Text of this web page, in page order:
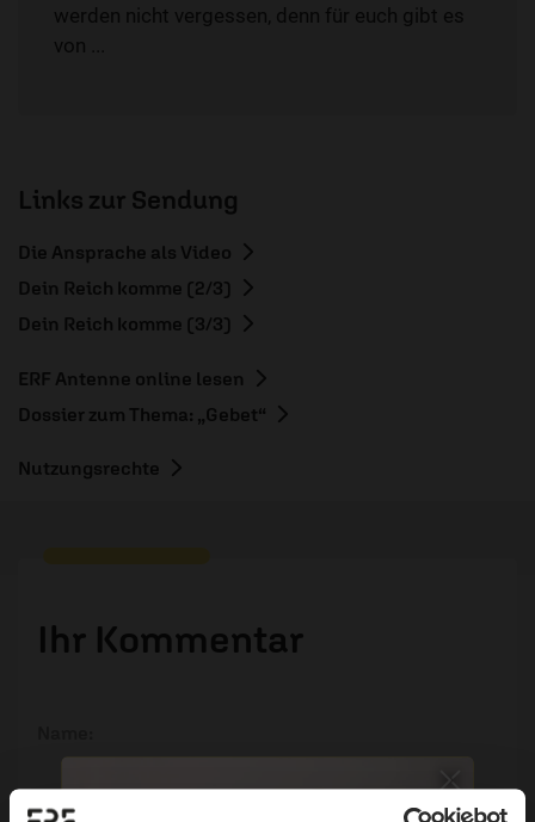
werden nicht vergessen, denn für euch gibt es
von ...
Links zur Sendung
Die Ansprache als Video
Dein Reich komme (2/3)
Dein Reich komme (3/3)
ERF Antenne online lesen
Dossier zum Thema: „Gebet“
Nutzungsrechte
Ihr Kommentar